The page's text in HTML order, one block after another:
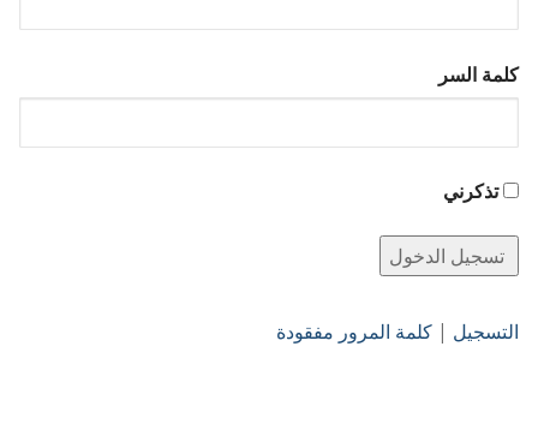
كلمة السر
تذكرني
التسجيل | كلمة المرور مفقودة